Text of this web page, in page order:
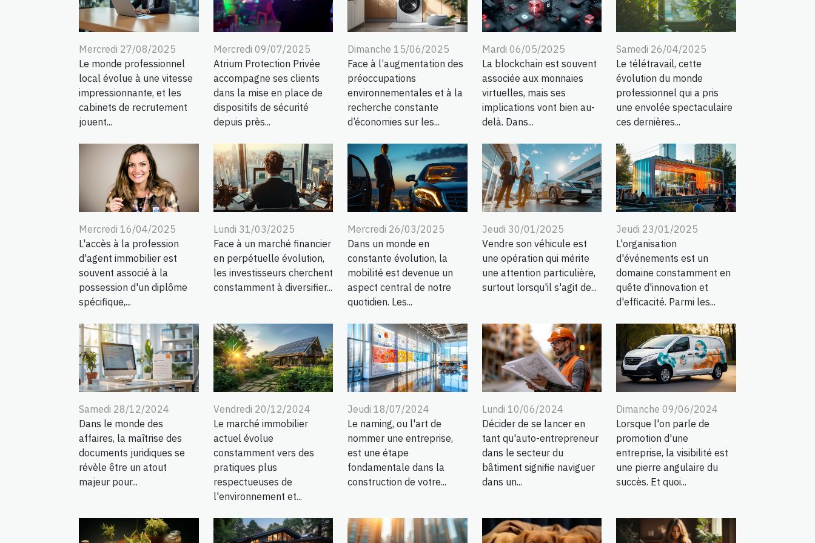
Mercredi 27/08/2025
Le monde professionnel
local évolue à une vitesse
impressionnante, et les
cabinets de recrutement
jouent...
Mercredi 09/07/2025
Atrium Protection Privée
accompagne ses clients
dans la mise en place de
dispositifs de sécurité
depuis près...
Dimanche 15/06/2025
Face à l’augmentation des
préoccupations
environnementales et à la
recherche constante
d’économies sur les...
Mardi 06/05/2025
La blockchain est souvent
associée aux monnaies
virtuelles, mais ses
implications vont bien au-
delà. Dans...
Samedi 26/04/2025
Le télétravail, cette
évolution du monde
professionnel qui a pris
une envolée spectaculaire
ces dernières...
Mercredi 16/04/2025
L'accès à la profession
d'agent immobilier est
souvent associé à la
possession d'un diplôme
spécifique,...
Lundi 31/03/2025
Face à un marché financier
en perpétuelle évolution,
les investisseurs cherchent
constamment à diversifier...
Mercredi 26/03/2025
Dans un monde en
constante évolution, la
mobilité est devenue un
aspect central de notre
quotidien. Les...
Jeudi 30/01/2025
Vendre son véhicule est
une opération qui mérite
une attention particulière,
surtout lorsqu'il s'agit de...
Jeudi 23/01/2025
L'organisation
d'événements est un
domaine constamment en
quête d'innovation et
d'efficacité. Parmi les...
Samedi 28/12/2024
Dans le monde des
affaires, la maîtrise des
documents juridiques se
révèle être un atout
majeur pour...
Vendredi 20/12/2024
Le marché immobilier
actuel évolue
constamment vers des
pratiques plus
respectueuses de
l'environnement et...
Jeudi 18/07/2024
Le naming, ou l'art de
nommer une entreprise,
est une étape
fondamentale dans la
construction de votre...
Lundi 10/06/2024
Décider de se lancer en
tant qu'auto-entrepreneur
dans le secteur du
bâtiment signifie naviguer
dans un...
Dimanche 09/06/2024
Lorsque l'on parle de
promotion d'une
entreprise, la visibilité est
une pierre angulaire du
succès. Et quoi...